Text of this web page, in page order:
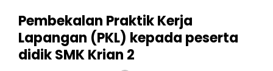
Pembekalan Praktik Kerja
Lapangan (PKL) kepada peserta
didik SMK Krian 2